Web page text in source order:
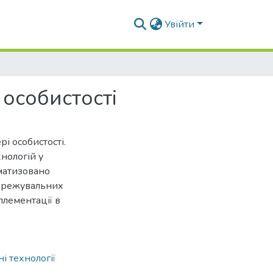
Увійти
особистості.
у
в
технології